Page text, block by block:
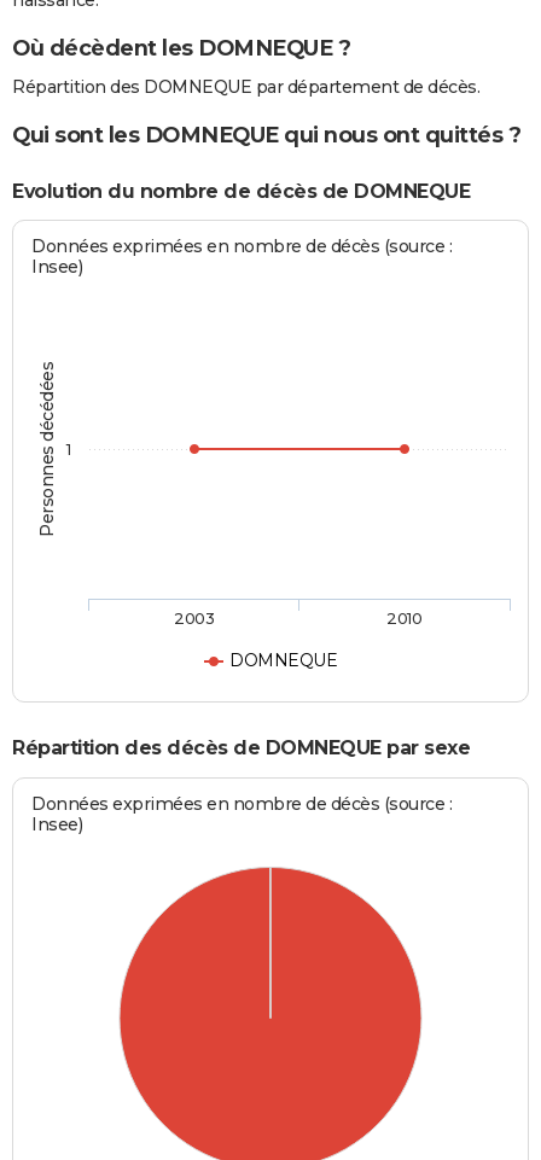
Où décèdent les DOMNEQUE ?
Répartition des DOMNEQUE par département de décès.
Qui sont les DOMNEQUE qui nous ont quittés ?
Evolution du nombre de décès de DOMNEQUE
Personnes décédées
Données exprimées en nombre de décès (source :
Insee)
DOMNEQUE
2003 2010
1
Répartition des décès de DOMNEQUE par sexe
Données exprimées en nombre de décès (source :
Insee)